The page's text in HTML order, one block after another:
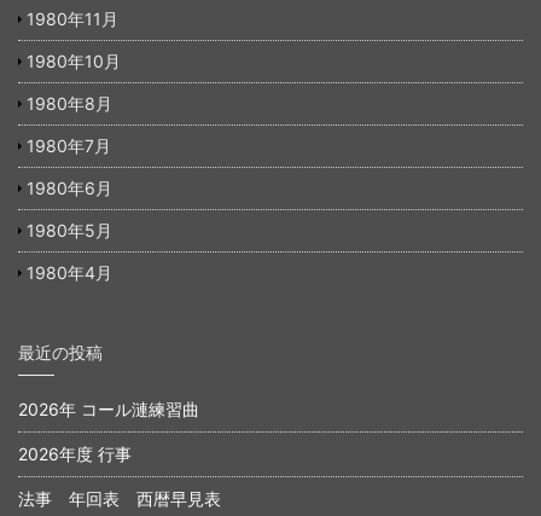
1980年11月
1980年10月
1980年8月
1980年7月
1980年6月
1980年5月
1980年4月
最近の投稿
2026年 コール漣練習曲
2026年度 行事
法事 年回表 西暦早見表